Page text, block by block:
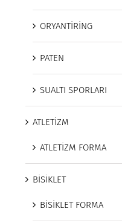
ORYANTİRİNG
PATEN
SUALTI SPORLARI
ATLETİZM
ATLETİZM FORMA
BİSİKLET
BİSİKLET FORMA